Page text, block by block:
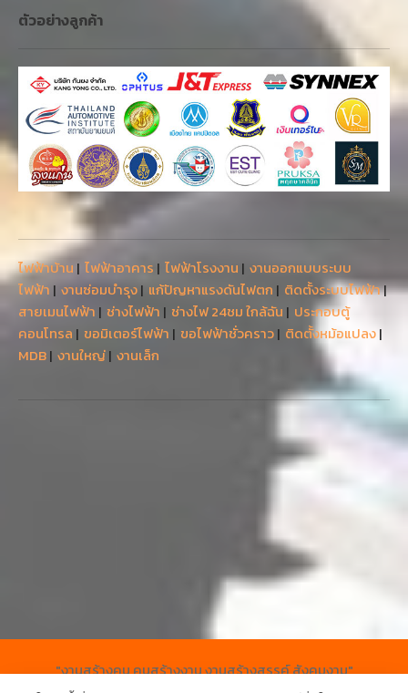
ตัวอย่างลูกค้า
ไฟฟ้าบ้าน | ไฟฟ้าอาคาร | ไฟฟ้าโรงงาน | งานออกแบบระบบ
ไฟฟ้า | งานซ่อมบำรุง| แก้ปัญหาแรงดันไฟตก | ติดตั้งระบบไฟฟ้า|
สายเมนไฟฟ้า | ช่างไฟฟ้า | ช่างไฟ 24ชม ใกล้ฉัน | ประกอบตู้
คอนโทรล | ขอมิเตอร์ไฟฟ้า | ขอไฟฟ้าชั่วคราว| ติดตั้งหม้อแปลง|
MDB| งานใหญ่| งานเล็ก
"งานสร้างคน คนสร้างงาน งานสร้างสรรค์ สังคมงาม"